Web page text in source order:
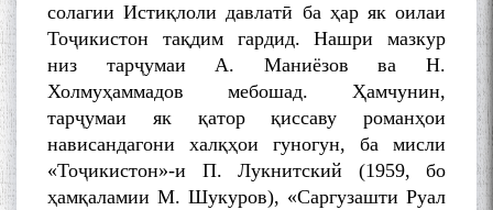
солагии Истиқлоли давлатӣ ба ҳар як оилаи
Тоҷикистон тақдим гардид. Нашри мазкур
низ тарҷумаи А. Маниёзов ва Н.
Холмуҳаммадов мебошад. Ҳамчунин,
тарҷумаи як қатор қиссаву романҳои
нависандагони халқҳои гуногун, ба мисли
«Тоҷикистон»-и П. Лукнитский (1959, бо
ҳамқаламии М. Шукуров), «Саргузашти Руал